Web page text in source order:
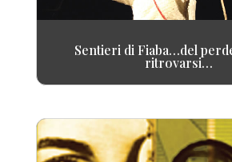
Sentieri di Fiaba…del
ritrovarsi…